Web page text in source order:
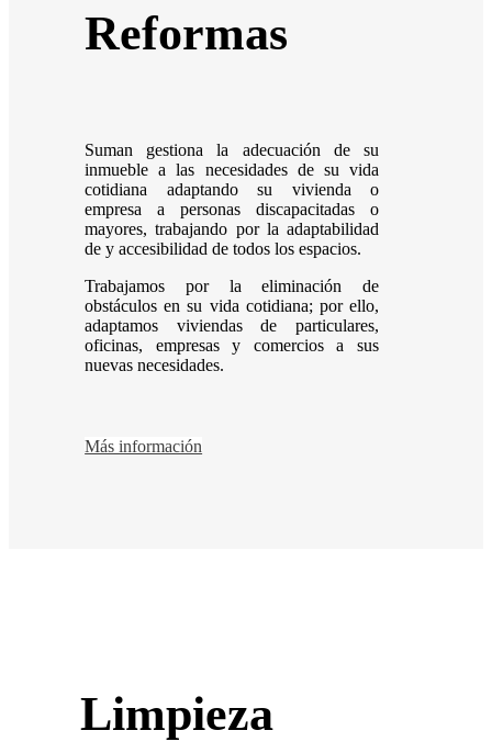
Reformas
Suman gestiona la adecuación de su
inmueble a las necesidades de su vida
cotidiana adaptando su vivienda o
empresa a personas discapacitadas o
mayores, trabajando por la adaptabilidad
de y accesibilidad de todos los espacios.
Trabajamos por la eliminación de
obstáculos en su vida cotidiana; por ello,
adaptamos viviendas de particulares,
oficinas, empresas y comercios a sus
nuevas necesidades.
Más información
Limpieza